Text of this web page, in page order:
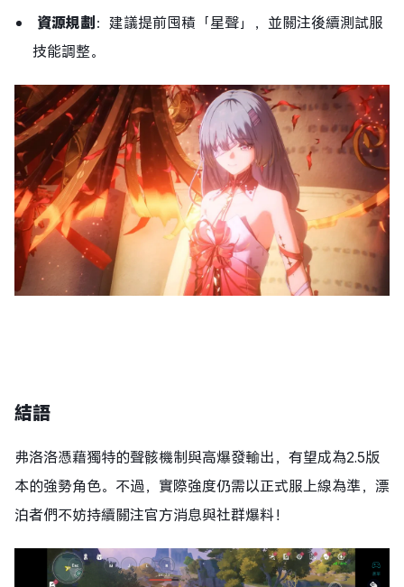
資源規劃 ：建議提前囤積「星聲」，並關注後續測試服
技能調整。
結語
弗洛洛憑藉獨特的聲骸機制與高爆發輸出，有望成為2.5版
本的強勢角色。不過，實際強度仍需以正式服上線為準，漂
泊者們不妨持續關注官方消息與社群爆料！